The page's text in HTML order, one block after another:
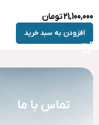
21,100,000تومان
افزودن به سبد خرید
تماس با ما